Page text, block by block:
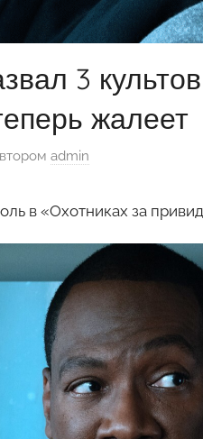
3
жалеет
admin
в «Охотниках за